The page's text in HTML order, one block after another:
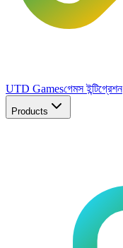
UTD Gamesগেমস ইন্টিগ্রেশন
Products